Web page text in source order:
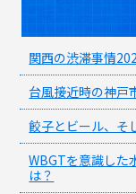
関西の渋滞事情
台風接近時の神戸
餃子とビール、そ
WBGTを意識した
は？